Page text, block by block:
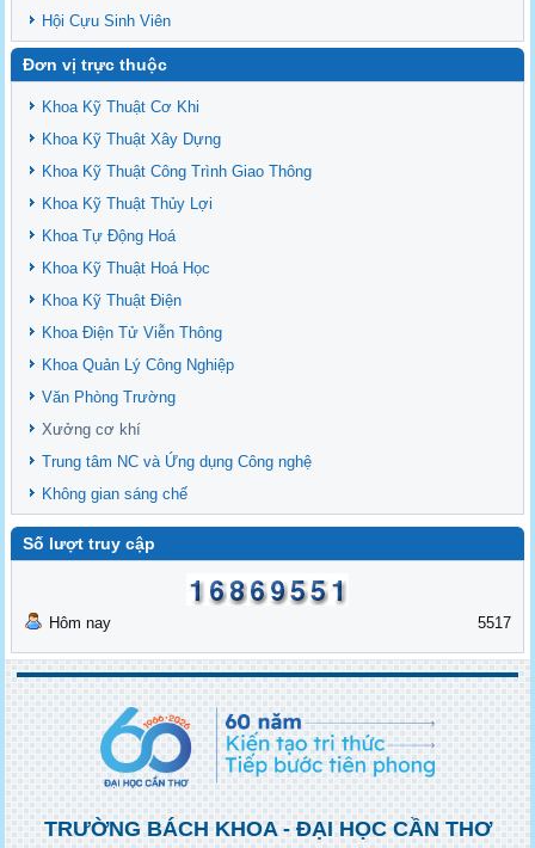
Hội Cựu Sinh Viên
Đơn vị trực thuộc
Khoa Kỹ Thuật Cơ Khi
Khoa Kỹ Thuật Xây Dựng
Khoa Kỹ Thuật Công Trình Giao Thông
Khoa Kỹ Thuật Thủy Lợi
Khoa Tự Động Hoá
Khoa Kỹ Thuật Hoá Học
Khoa Kỹ Thuật Điện
Khoa Điện Tử Viễn Thông
Khoa Quản Lý Công Nghiệp
Văn Phòng Trường
Xưởng cơ khí
Trung tâm NC và Ứng dụng Công nghệ
Không gian sáng chế
Số lượt truy cập
Hôm nay 5517
TRƯỜNG BÁCH KHOA - ĐẠI HỌC CẦN THƠ